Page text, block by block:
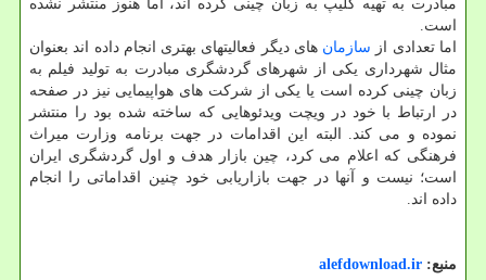
مبادرت به تهیه کلیپ به زبان چینی کرده اند، اما هنوز منتشر نشده
است.
اما تعدادی از سازمان های دیگر فعالیتهای بهتری انجام داده اند بعنوان
مثال شهرداری یکی از شهرهای گردشگری مبادرت به تولید فیلم به
زبان چینی کرده است یا یکی از شرکت های هواپیمایی نیز در صفحه
در ارتباط با خود در ویچت ویدئوهایی که ساخته شده بود را منتشر
نموده و می کند. البته این اقدامات در جهت برنامه وزارت میراث
فرهنگی که اعلام می کرد، چین بازار هدف و اول گردشگری ایران
است؛ نیست و آنها در جهت بازاریابی خود چنین اقداماتی را انجام
داده اند.
منبع: alefdownload.ir